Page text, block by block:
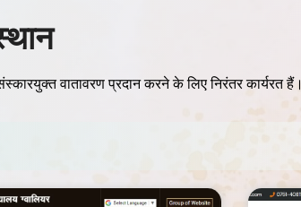
संस्कारयुक्त वातावरण प्रदान करने के लिए निरंतर कार्यरत हैं।